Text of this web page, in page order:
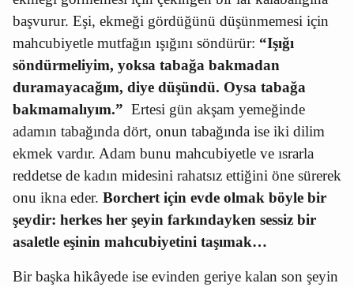
başvurur. Eşi, ekmeği gördüğünü düşünmemesi için
mahcubiyetle mutfağın ışığını söndürür: “Işığı
söndürmeliyim, yoksa tabağa bakmadan
duramayacağım, diye düşündü. Oysa tabağa
bakmamalıyım.” Ertesi gün akşam yemeğinde
adamın tabağında dört, onun tabağında ise iki dilim
ekmek vardır. Adam bunu mahcubiyetle ve ısrarla
reddetse de kadın midesini rahatsız ettiğini öne sürerek
onu ikna eder. Borchert için evde olmak böyle bir
şeydir: herkes her şeyin farkındayken sessiz bir
asaletle eşinin mahcubiyetini taşımak…
Bir başka hikâyede ise evinden geriye kalan son şeyin